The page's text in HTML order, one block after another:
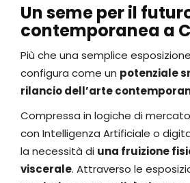
Un seme per il
contemporanea a
Più che una semplice
configura come un potenziale
rilancio dell’arte
Compressa in logiche di
con Intelligenza Artificiale o
la necessità di una fruizione
viscerale. Attraverso le